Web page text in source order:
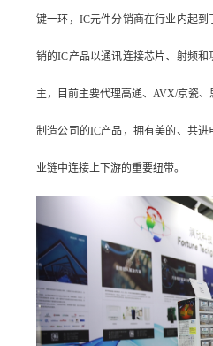
键一环，IC元件分销商在行业内起
销的IC产品以通讯连接芯片、射频
主，目前主要代理高通、AVX/京瓷
制造公司的IC产品，拥有美的、共
业链中连接上下游的重要纽带。